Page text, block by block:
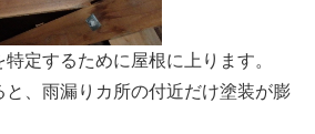
定するために屋根に上ります。
と、雨漏りカ所の付近だけ塗装が膨